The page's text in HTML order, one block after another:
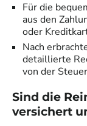
Für die
aus den
oder
Nach
detaillierte
von der
Sind die
versichert